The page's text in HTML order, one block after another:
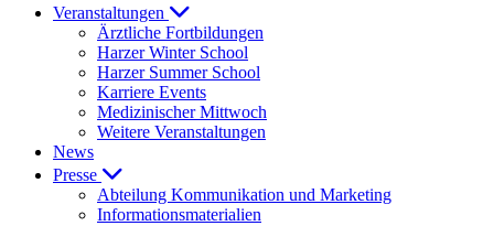
Veranstaltungen
Ärztliche Fortbildungen
Harzer Winter School
Harzer Summer School
Karriere Events
Medizinischer Mittwoch
Weitere Veranstaltungen
News
Presse
Abteilung Kommunikation und Marketing
Informationsmaterialien